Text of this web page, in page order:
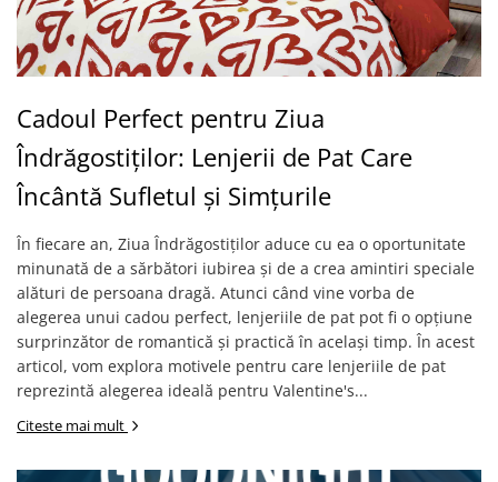
Cadoul Perfect pentru Ziua
Îndrăgostiților: Lenjerii de Pat Care
Încântă Sufletul și Simțurile
În fiecare an, Ziua Îndrăgostiților aduce cu ea o oportunitate
minunată de a sărbători iubirea și de a crea amintiri speciale
alături de persoana dragă. Atunci când vine vorba de
alegerea unui cadou perfect, lenjeriile de pat pot fi o opțiune
surprinzător de romantică și practică în același timp. În acest
articol, vom explora motivele pentru care lenjeriile de pat
reprezintă alegerea ideală pentru Valentine's...
Citeste mai mult